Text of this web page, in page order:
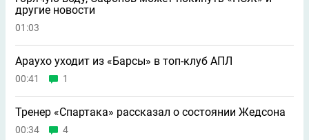
другие новости
01:03
Араухо уходит из «Барсы» в топ-клуб АПЛ
00:41 1
Тренер «Спартака» рассказал о состоянии Жедсона
00:34 4